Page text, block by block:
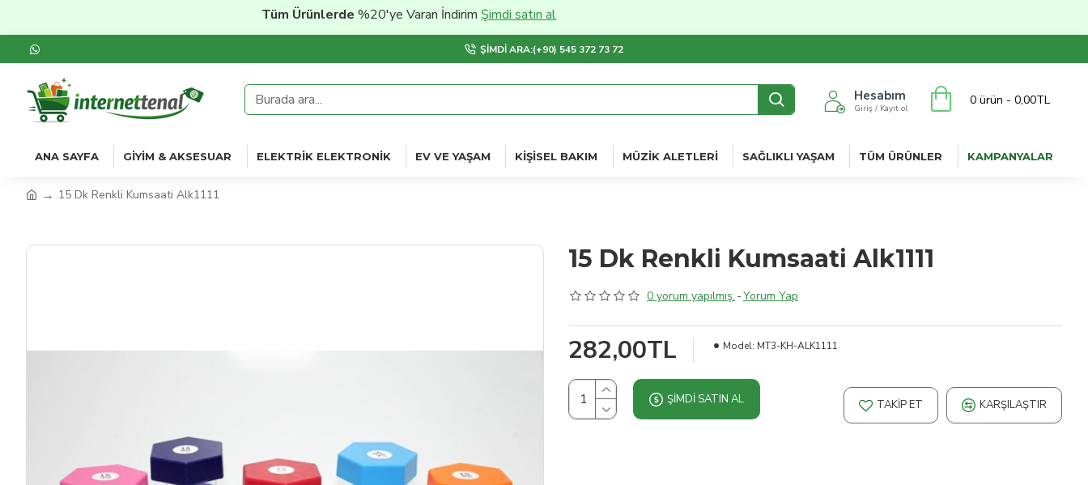
Tüm Ürünlerde%20'ye Varan İndirimŞimdi satın al
ŞIMDI ARA:(+90) 545 372 73 72
Hesabım
Giriş / Kayıt ol
0 ürün - 0,00TL
ANA SAYFA GIYIM & AKSESUAR ELEKTRIK ELEKTRONIK EV VE YAŞAM KIŞISEL BAKIM MÜZIK ALETLERI SAĞLIKLI YAŞAM TÜM ÜRÜNLER KAMPANYALAR
15 Dk Renkli Kumsaati Alk1111
15 Dk Renkli Kumsaati Alk1111
0 yorum yapılmış. -Yorum Yap
282,00TL Model: MT3-KH-ALK1111
ŞIMDI SATIN AL TAKIP ET KARŞILAŞTIR